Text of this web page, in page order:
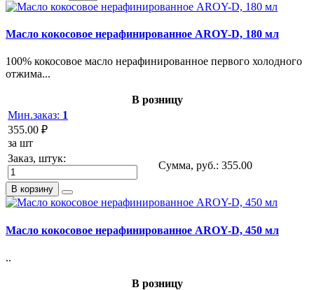
Масло кокосовое нерафинированное AROY-D, 180 мл
100% кокосовое масло нерафинированное первого холодного
отжима...
В розницу
Мин.заказ: 1
355.00 ₽
за шт
Заказ, штук:
Сумма, руб.: 355.00
В корзину
Масло кокосовое нерафинированное AROY-D, 450 мл
..
В розницу